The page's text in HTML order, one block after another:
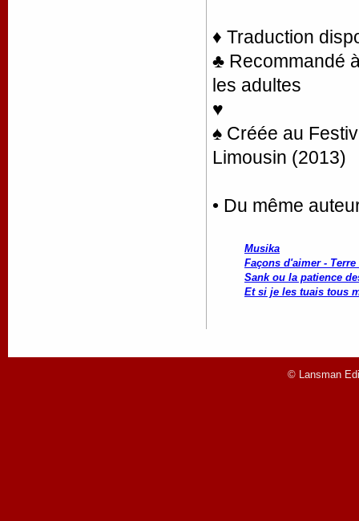
♦ Traduction
♣ Recommandé
les adultes
♥
♠ Créée au
Limousin (2013)
• Du même
Musika
Façons d'aimer - Terre
Sank ou la patience
Et si je les tuais tous
© Lansman